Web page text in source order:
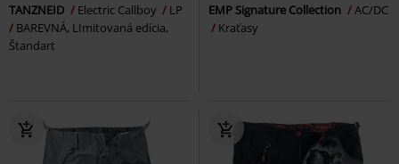
TANZNEID Electric Callboy
LP
BAREVNÁ, LImitovaná edícia,
Štandart
EMP Signature Collection
AC/DC
Kraťasy